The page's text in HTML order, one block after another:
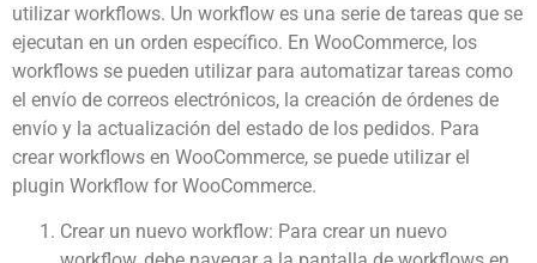
utilizar workflows. Un workflow es una serie de tareas que se
ejecutan en un orden específico. En WooCommerce, los
workflows se pueden utilizar para automatizar tareas como
el envío de correos electrónicos, la creación de órdenes de
envío y la actualización del estado de los pedidos. Para
crear workflows en WooCommerce, se puede utilizar el
plugin Workflow for WooCommerce.
Crear un nuevo workflow: Para crear un nuevo